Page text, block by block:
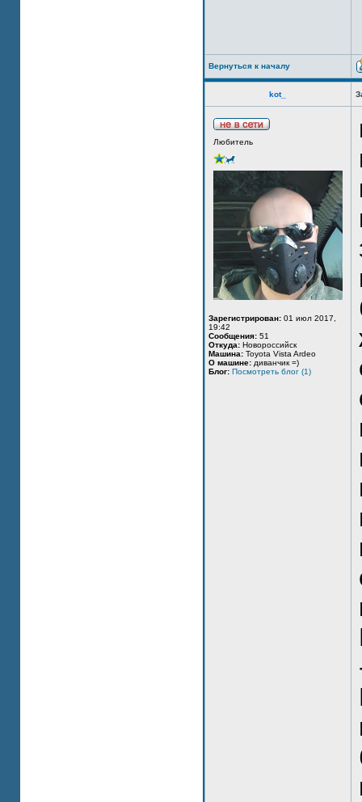
Вернуться к началу
kot_
Любитель
Зарегистрирован: 01 июл 2017,
19:42
Сообщения: 51
Откуда: Новороссийск
Машина: Toyota Vista Ardeo
О машине: диванчик =)
Блог: Посмотреть блог (1)